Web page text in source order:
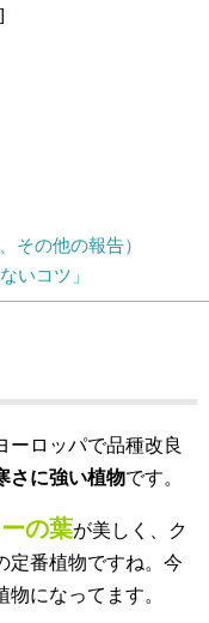
]
その他の報告）
いコツ」
ーロッパで品種改良
さに強い植物です。
の葉が美しく、ク
定番植物ですね。今
になってます。